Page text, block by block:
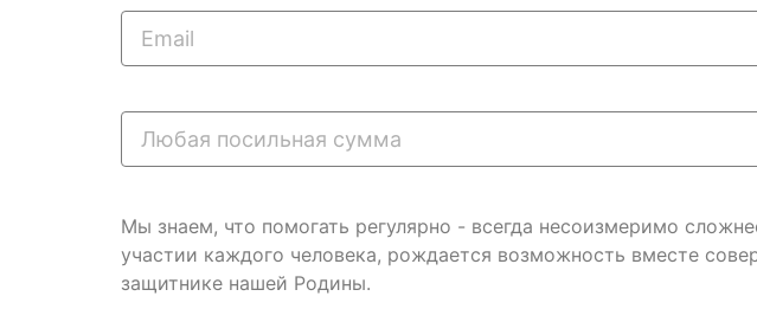
Мы знаем, что помогать регулярно - всегда несоизмеримо
участии каждого человека, рождается возможность вместе
защитнике нашей Родины.